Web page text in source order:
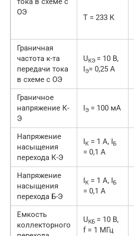
ОЭ
Т = 233 К
Граничная
частота к-та
передачи тока
в схеме с ОЭ
U КЭ = 10 В,
IЭ= 0,25 A
Граничное
напряжение К-
Э
IЭ = 100 мA
Напряжение
насыщения
перехода К-Э
I К = 1 A, I Б
= 0,1 A
Напряжение
насыщения
перехода Б-Э
I К = 1 A, I Б
= 0,1 A
Емкость
коллекторного
U КБ = 10 В,
f = 1 МГц